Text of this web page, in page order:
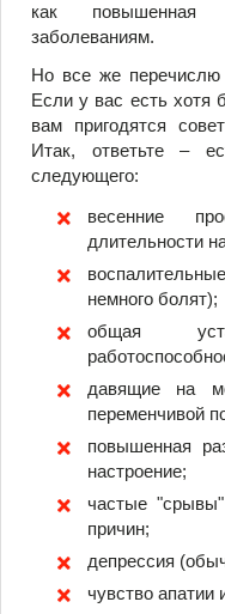
как повышенная
заболеваниям.
Но все же перечислю
Если у вас есть хотя
вам пригодятся
Итак, ответьте –
следующего:
весенние
длительности
немного болят);
общая
давящие на
переменчивой
повышенная
настроение;
частые
причин;
депрессия
чувство апатии